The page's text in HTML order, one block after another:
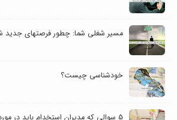
مسیر شغلی شما: چطور فرصت‎های جدید شغلی را باید بررسی کنید؟
خودشناسی چیست؟
5 سوالی که مدیران استخدام باید در